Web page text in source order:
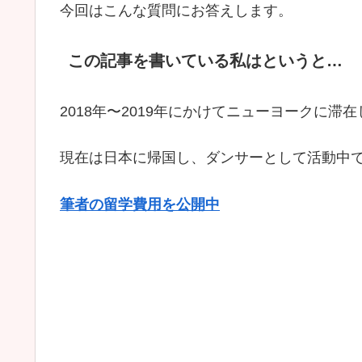
今回はこんな質問にお答えします。
この記事を書いている私はというと…
2018年〜2019年にかけてニューヨークに滞在
現在は日本に帰国し、ダンサーとして活動中で
筆者の留学費用を公開中